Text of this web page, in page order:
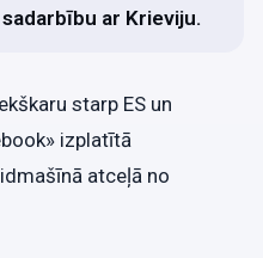
ar Krieviju.
starp ES un
izplatītā
atceļā no